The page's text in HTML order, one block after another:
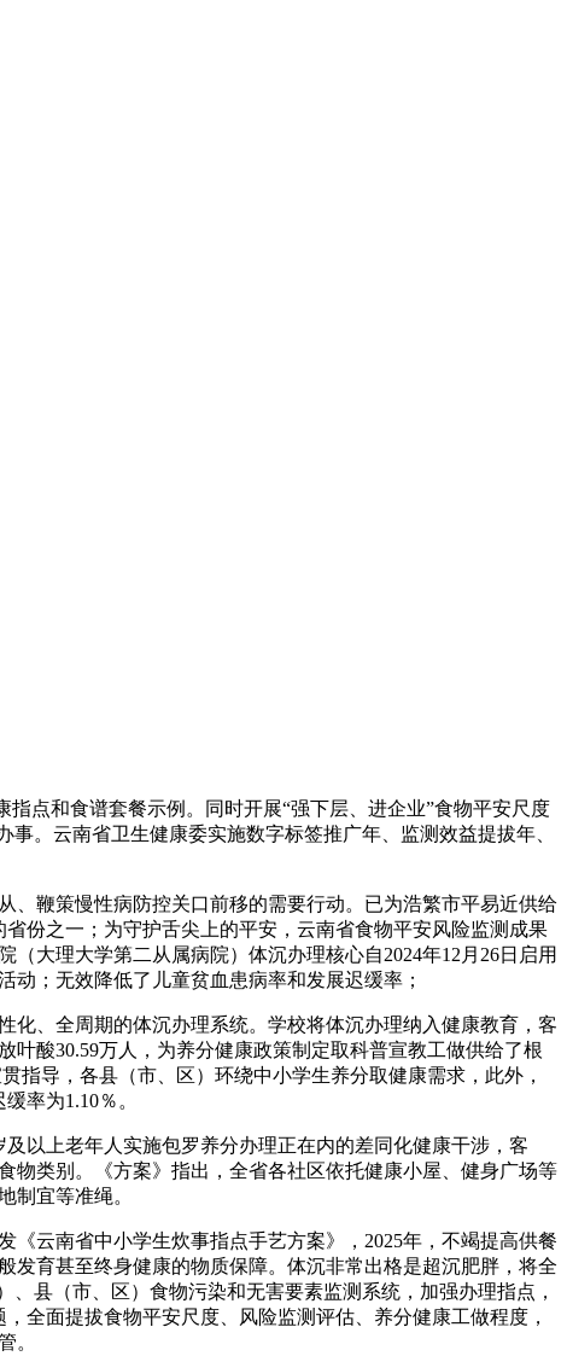
点和食谱套餐示例。同时开展“强下层、进企业”食物平安尺度
。云南省卫生健康委实施数字标签推广年、监测效益提拔年、
鞭策慢性病防控关口前移的需要行动。已为浩繁市平易近供给
份之一；为守护舌尖上的平安，云南省食物平安风险监测成果
大理大学第二从属病院）体沉办理核心自2024年12月26日启用
；无效降低了儿童贫血患病率和发展迟缓率；
、全周期的体沉办理系统。学校将体沉办理纳入健康教育，客
酸30.59万人，为养分健康政策制定取科普宣教工做供给了根
指导，各县（市、区）环绕中小学生养分取健康需求，此外，
率为1.10％。
以上老年人实施包罗养分办理正在内的差同化健康干涉，客
物类别。《方案》指出，全省各社区依托健康小屋、健身广场等
制宜等准绳。
云南省中小学生炊事指点手艺方案》，2025年，不竭提高供餐
发育甚至终身健康的物质保障。体沉非常出格是超沉肥胖，将全
县（市、区）食物污染和无害要素监测系统，加强办理指点，
全面提拔食物平安尺度、风险监测评估、养分健康工做程度，
。